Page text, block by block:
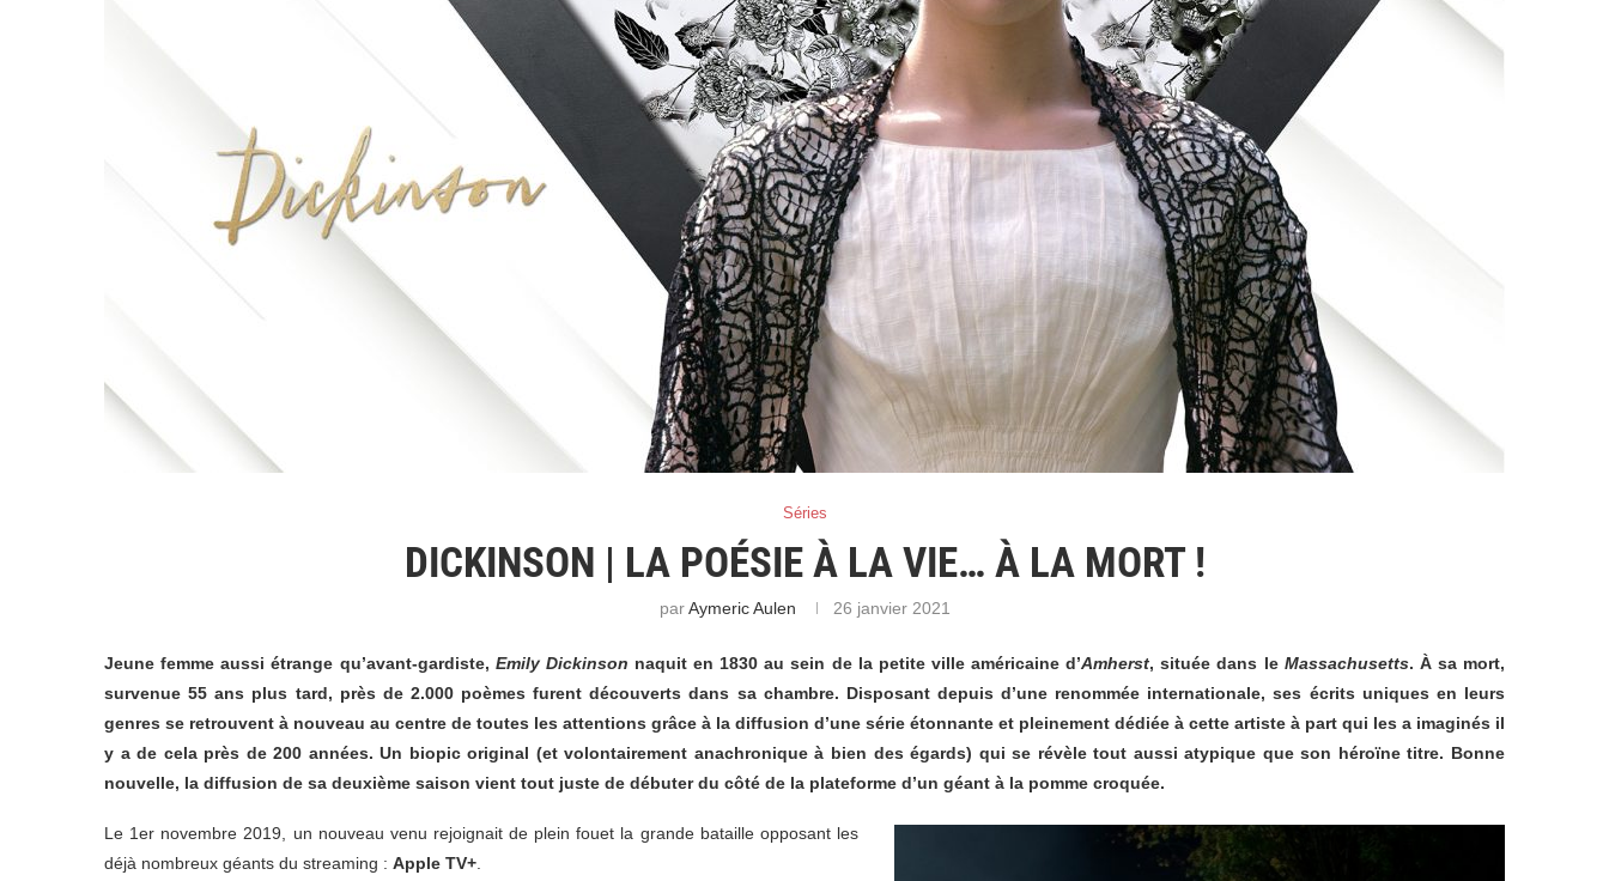
Séries
DICKINSON | LA POÉSIE À LA VIE… À LA MORT !
parAymeric Aulen 26 janvier 2021
Jeune femme aussi étrange qu’avant-gardiste, Emily Dickinson naquit en 1830 au sein de la petite ville américaine d’Amherst, située dans le Massachusetts. À sa mort,
survenue 55 ans plus tard, près de 2.000 poèmes furent découverts dans sa chambre. Disposant depuis d’une renommée internationale, ses écrits uniques en leurs
genres se retrouvent à nouveau au centre de toutes les attentions grâce à la diffusion d’une série étonnante et pleinement dédiée à cette artiste à part qui les a imaginés il
y a de cela près de 200 années. Un biopic original (et volontairement anachronique à bien des égards) qui se révèle tout aussi atypique que son héroïne titre. Bonne
nouvelle, la diffusion de sa deuxième saison vient tout juste de débuter du côté de la plateforme d’un géant à la pomme croquée.
Le 1er novembre 2019, un nouveau venu rejoignait de plein fouet la grande bataille opposant les
déjà nombreux géants du streaming : Apple TV+